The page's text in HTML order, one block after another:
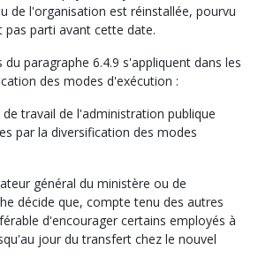
de l'organisation est réinstallée, pourvu
parti avant cette date.
du paragraphe 6.4.9 s'appliquent dans les
des modes d'exécution :
travail de l'administration publique
par la diversification des modes
général du ministère ou de
décide que, compte tenu des autres
d'encourager certains employés à
jour du transfert chez le nouvel